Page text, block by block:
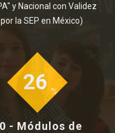
y Nacional con Validez
la SEP en México)
40 %
- Módulos de